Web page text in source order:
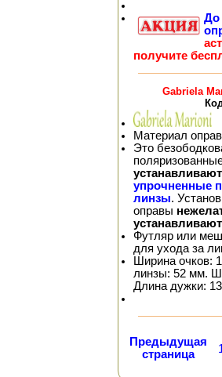
До
получите
Gabriela
Материал
Это
упрочненные
линзы.
оправы
Футляр или
для ухода за
Ширина очков:
линзы: 52 мм.
Длина дужки:
Предыдущая
страница